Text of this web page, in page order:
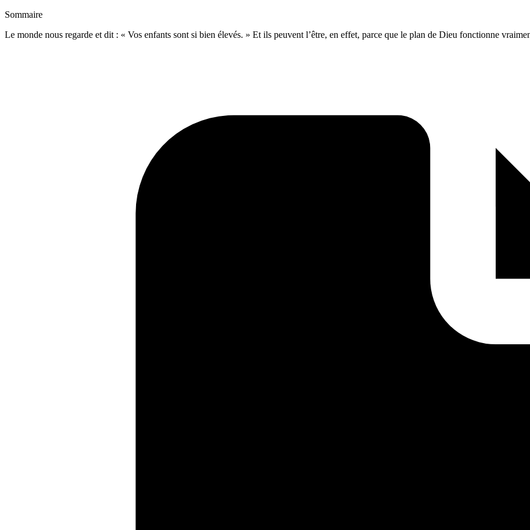
Sommaire
Le monde nous regarde et dit : « Vos enfants sont si bien élevés. » Et ils peuvent l’être, en effet, parce que le plan de Dieu fonctionne